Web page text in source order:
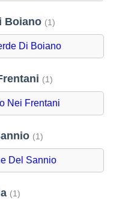
Boiano (1)
Di Boiano
(1)
Nei Frentani
(1)
Del Sannio
(1)